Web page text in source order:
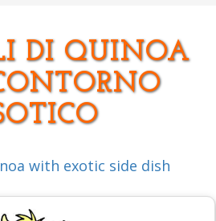
DI QUINOA
with exotic side dish